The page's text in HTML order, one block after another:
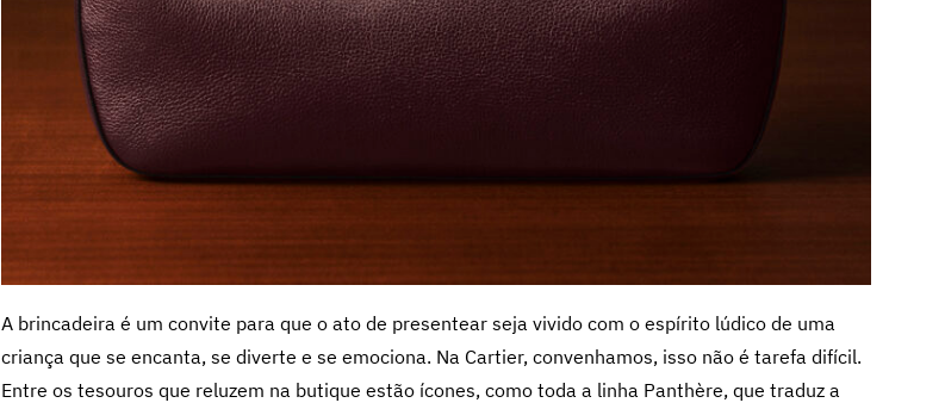
A brincadeira é um convite para que o ato de presentear seja vivido com o espírito lúdico de uma
criança que se encanta, se diverte e se emociona. Na Cartier, convenhamos, isso não é tarefa difícil.
Entre os tesouros que reluzem na butique estão ícones, como toda a linha Panthère, que traduz a